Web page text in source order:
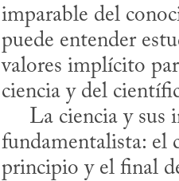
imparable del
puede entender
valores implícito
ciencia y del
fundamentalista: el
principio y el final